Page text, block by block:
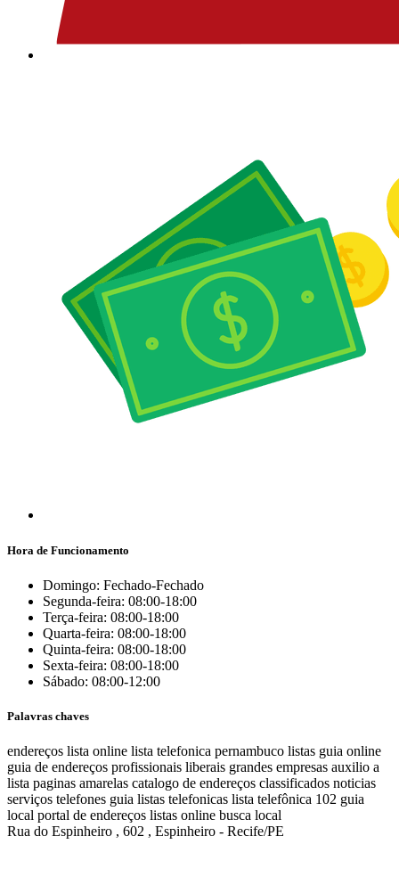
Hora de Funcionamento
Domingo: Fechado-Fechado
Segunda-feira: 08:00-18:00
Terça-feira: 08:00-18:00
Quarta-feira: 08:00-18:00
Quinta-feira: 08:00-18:00
Sexta-feira: 08:00-18:00
Sábado: 08:00-12:00
Palavras chaves
endereços lista online lista telefonica pernambuco listas guia online
guia de endereços profissionais liberais grandes empresas auxilio a
lista paginas amarelas catalogo de endereços classificados noticias
serviços telefones guia listas telefonicas lista telefônica 102 guia
local portal de endereços listas online busca local
Rua do Espinheiro , 602 , Espinheiro - Recife/PE